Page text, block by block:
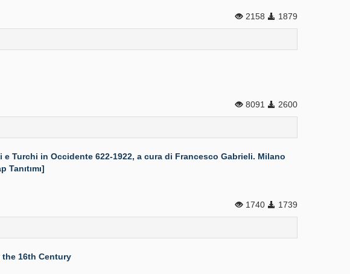
2158 1879
8091 2600
e Turchi in Occidente 622-1922, a cura di Francesco Gabrieli. Milano
1740 1739
16th Century